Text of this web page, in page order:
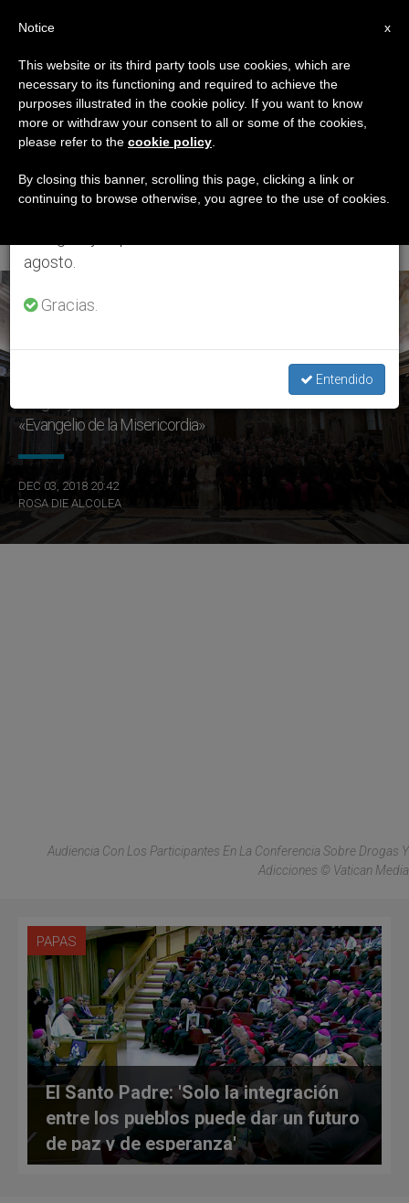
ETIQUETA
Posts Tagged
‘desarrollo Humano
ÚLTIMAS NOTICIAS
Drogas y adicciones: Necesidad de un humanismo del
«Evangelio de la Misericordia»
DEC 03, 2018 20:42
ROSA DIE ALCOLEA
Audiencia Con Los Participantes En La Conferencia Sobre Drogas Y
Adicciones © Vatican Media
PAPAS
El Santo Padre: 'Solo la integración
entre los pueblos puede dar un futuro
de paz y de esperanza'
×
Aviso importante
Del 27 de julio al 7 de agosto haremos la pausa
anual, aprovechando que en el periodo de verano
se generan menos informaciones y también el
agosto.
Gracias.
Entendido
x
Notice
This website or its third party tools use cookies, which are
necessary to its functioning and required to achieve the
purposes illustrated in the cookie policy. If you want to know
more or withdraw your consent to all or some of the cookies,
please refer to the cookie policy
By closing this banner, scrolling this page, clicking a link or
continuing to browse otherwise, you agree to the use of cookies.